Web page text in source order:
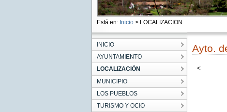
Está en: Inicio > LOCALIZACIÓN
INICIO
AYUNTAMIENTO
LOCALIZACIÓN
MUNICIPIO
LOS PUEBLOS
TURISMO Y OCIO
Ayto.
<